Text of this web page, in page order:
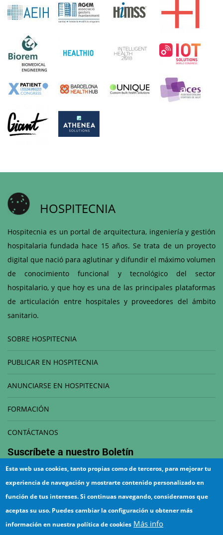
HOSPITECNIA
Hospitecnia es un portal de arquitectura, ingeniería y gestión
hospitalaria fundada hace 15 años. Se trata de un proyecto
digital que nació para aglutinar y difundir el máximo volumen
de conocimiento funcional y tecnológico del sector
hospitalario, y que hoy es una de las principales plataformas
de articulación entre hospitales y proveedores del ámbito
sanitario.
SOBRE HOSPITECNIA
PUBLICAR EN HOSPITECNIA
ANUNCIARSE EN HOSPITECNIA
FORMACIÓN
CONTÁCTANOS
Suscríbete a nuestro Boletín
¡Suscríbete!
Esta web usa cookies, tanto propias como de terceros, para mejorar tu
experiencia de navegación y mostrarte contenido personalizado en
función de tus intereses. Si continuas navegando, consideramos que
aceptas su uso. Puedes cambiar la configuración u obtener más
información en nuestra política de cookies Más info